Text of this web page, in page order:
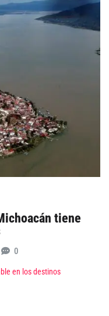
tiene
0
en los destinos